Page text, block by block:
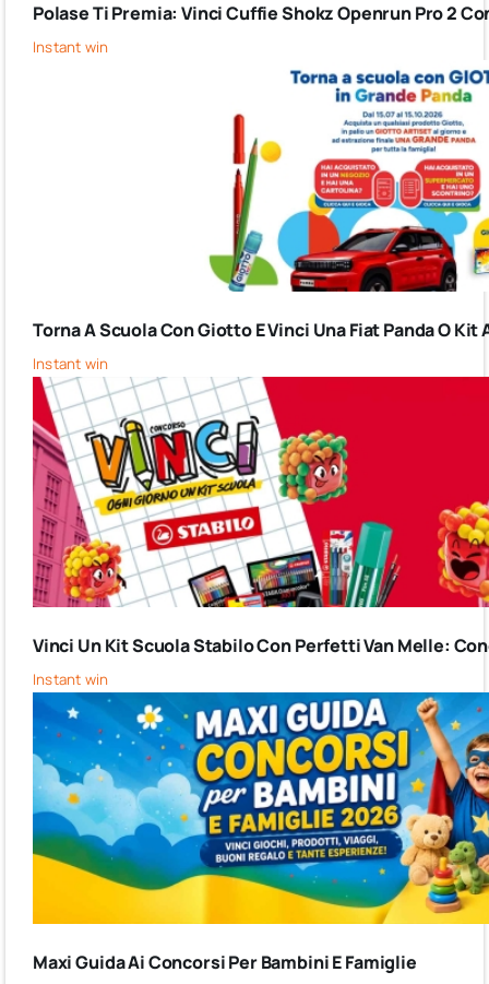
Polase Ti Premia: Vinci Cuffie Shokz Openrun Pro 2
Instant win
Torna A Scuola Con Giotto E Vinci Una Fiat Panda O
Instant win
Vinci Un Kit Scuola Stabilo Con Perfetti Van Melle:
Instant win
Maxi Guida Ai Concorsi Per Bambini E Famiglie